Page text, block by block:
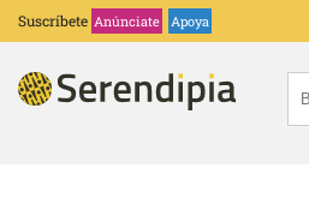
Suscríbete Anúnciate Apoya